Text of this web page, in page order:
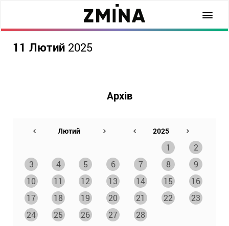
11 Лютий 2025
Архів
1
2
3
4 5 6 7 8
9
10
11 12 13 14 15
16
17
18 19 20 21 22
23
24
25 26 27 28